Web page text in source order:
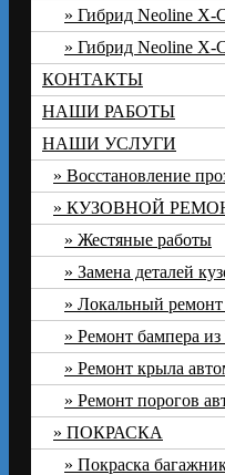
Гибрид Neoline X-
Гибрид Neoline X-
КОНТАКТЫ
НАШИ РАБОТЫ
НАШИ УСЛУГИ
Восстановление
КУЗОВНОЙ
Жестяные работы
Замена деталей
Локальный ремонт
Ремонт бампера из
Ремонт крыла
Ремонт порогов
ПОКРАСКА
Покраска